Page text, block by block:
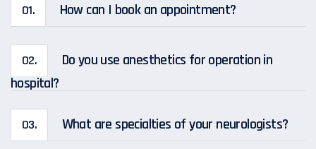
01. How can I book an appointment?
02.
Do you use anesthetics for operation in
hospital?
03. What are specialties of your neurologists?